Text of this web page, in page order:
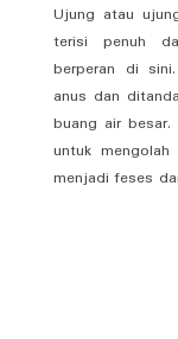
Ujung atau
terisi penuh
berperan di
anus dan
buang air besar.
untuk
menjadi feses